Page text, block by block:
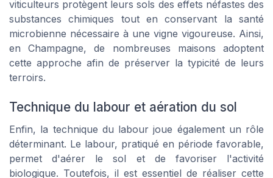
viticulteurs protègent leurs sols des effets néfastes des
substances chimiques tout en conservant la santé
microbienne nécessaire à une vigne vigoureuse. Ainsi,
en Champagne, de nombreuses maisons adoptent
cette approche afin de préserver la typicité de leurs
terroirs.
Technique du labour et aération du sol
Enfin, la technique du labour joue également un rôle
déterminant. Le labour, pratiqué en période favorable,
permet d'aérer le sol et de favoriser l'activité
biologique. Toutefois, il est essentiel de réaliser cette